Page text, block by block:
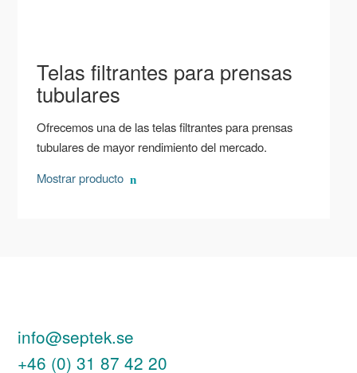
Telas filtrantes para prensas
tubulares
Ofrecemos una de las telas filtrantes para prensas
tubulares de mayor rendimiento del mercado.
Mostrar producto
info@septek.se
+46 (0) 31 87 42 20